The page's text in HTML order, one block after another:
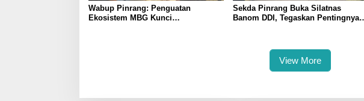
Wabup Pinrang: Penguatan
Ekosistem MBG Kunci
Sekda Pinrang Buka Silatnas
Banom DDI, Tegaskan Pentingnya
View More